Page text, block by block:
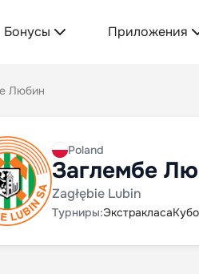
Бонусы Приложения
Любин
Poland
Заглембе
Zagłębie Lubin
Турниры:Экстракласа